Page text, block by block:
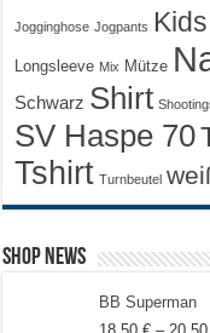
Jogginghose Jogpants Kids
Longsleeve Mix Mütze
Schwarz Shirt
SV Haspe 70
Tshirt Turnbeutel
Shop News
BB Superman